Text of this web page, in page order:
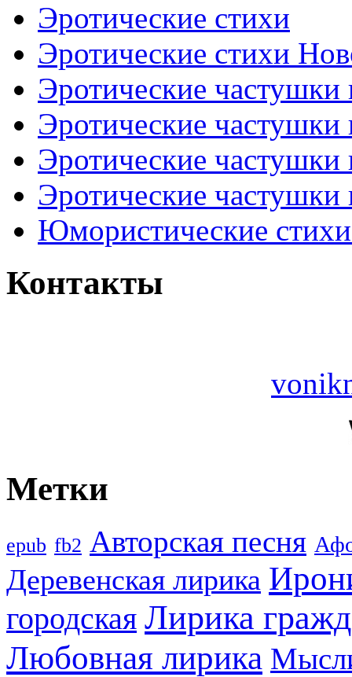
Эротические стихи
Эротические стихи
Эротические
Эротические
Эротические
Эротические
Юмористические
Контакты
Метки
epub fb2 Авторская песня
Деревенская лирика
городская Лирика
Любовная лирика